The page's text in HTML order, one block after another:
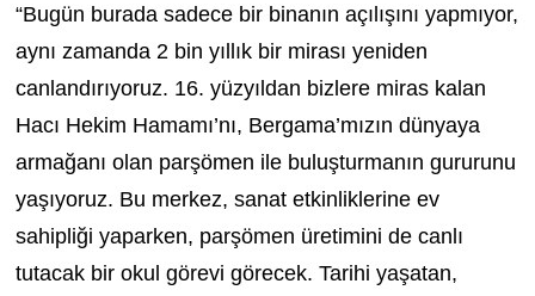
“Bugün burada sadece bir binanın açılışını yapmıyor,
aynı zamanda 2 bin yıllık bir mirası yeniden
canlandırıyoruz. 16. yüzyıldan bizlere miras kalan
Hacı Hekim Hamamı’nı, Bergama’mızın dünyaya
armağanı olan parşömen ile buluşturmanın gururunu
yaşıyoruz. Bu merkez, sanat etkinliklerine ev
sahipliği yaparken, parşömen üretimini de canlı
tutacak bir okul görevi görecek. Tarihi yaşatan,